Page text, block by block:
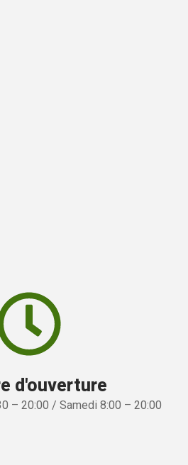
d'ouverture
– 20:00 / Samedi 8:00 – 20:00